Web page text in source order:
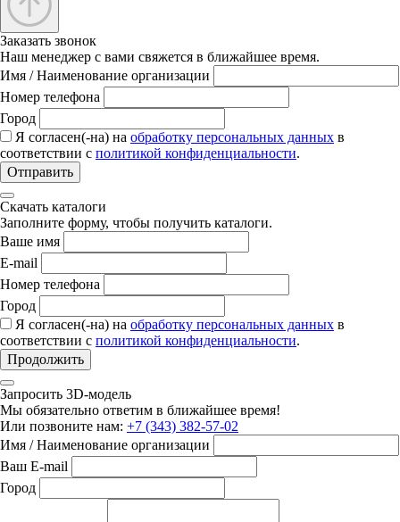
Заказать звонок
Наш менеджер с вами свяжется в ближайшее время.
Имя / Наименование организации
Номер телефона
Город
Я согласен(-на) на обработку персональных данных в
соответствии с политикой конфиденциальности.
Отправить
Скачать каталоги
Заполните форму, чтобы получить каталоги.
Ваше имя
E-mail
Номер телефона
Город
Я согласен(-на) на обработку персональных данных в
соответствии с политикой конфиденциальности.
Продолжить
Запросить 3D-модель
Мы обязательно ответим в ближайшее время!
Или позвоните нам: +7 (343) 382-57-02
Имя / Наименование организации
Ваш E-mail
Город